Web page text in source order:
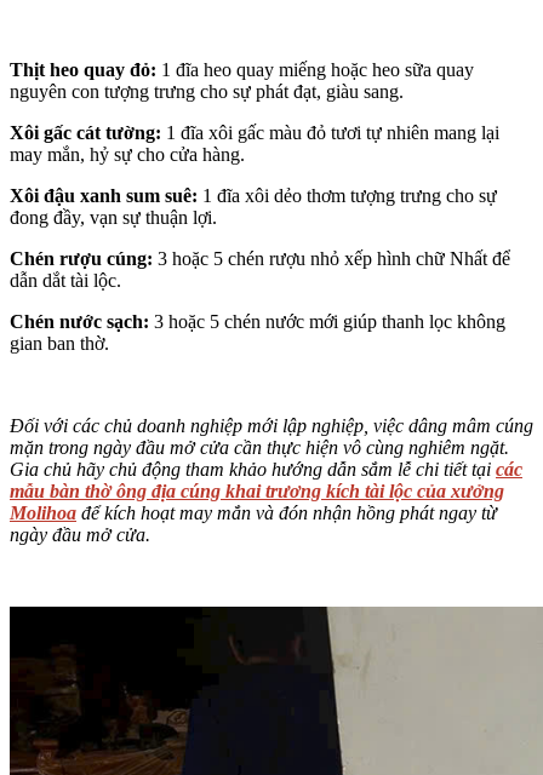
Thịt heo quay đỏ: 1 đĩa heo quay miếng hoặc heo sữa quay
nguyên con tượng trưng cho sự phát đạt, giàu sang.
Xôi gấc cát tường: 1 đĩa xôi gấc màu đỏ tươi tự nhiên mang lại
may mắn, hỷ sự cho cửa hàng.
Xôi đậu xanh sum suê: 1 đĩa xôi dẻo thơm tượng trưng cho sự
đong đầy, vạn sự thuận lợi.
Chén rượu cúng: 3 hoặc 5 chén rượu nhỏ xếp hình chữ Nhất để
dẫn dắt tài lộc.
Chén nước sạch: 3 hoặc 5 chén nước mới giúp thanh lọc không
gian ban thờ.
Đối với các chủ doanh nghiệp mới lập nghiệp, việc dâng mâm cúng
mặn trong ngày đầu mở cửa cần thực hiện vô cùng nghiêm ngặt.
Gia chủ hãy chủ động tham khảo hướng dẫn sắm lễ chi tiết tại các
mẫu bàn thờ ông địa cúng khai trương kích tài lộc của xưởng
Molihoa để kích hoạt may mắn và đón nhận hồng phát ngay từ
ngày đầu mở cửa.